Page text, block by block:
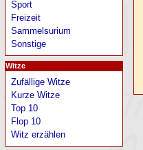
Sport
Freizeit
Sammelsurium
Sonstige
Witze
Zufällige Witze
Kurze Witze
Top 10
Flop 10
Witz erzählen